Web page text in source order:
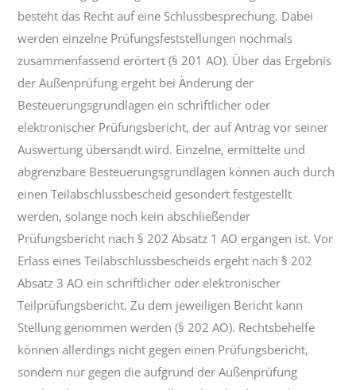
besteht das Recht auf eine Schlussbesprechung. Dabei
werden einzelne Prüfungsfeststellungen nochmals
zusammenfassend erörtert (§ 201 AO). Über das Ergebnis
der Außenprüfung ergeht bei Änderung der
Besteuerungsgrundlagen ein schriftlicher oder
elektronischer Prüfungsbericht, der auf Antrag vor seiner
Auswertung übersandt wird. Einzelne, ermittelte und
abgrenzbare Besteuerungsgrundlagen können auch durch
einen Teilabschlussbescheid gesondert festgestellt
werden, solange noch kein abschließender
Prüfungsbericht nach § 202 Absatz 1 AO ergangen ist. Vor
Erlass eines Teilabschlussbescheids ergeht nach § 202
Absatz 3 AO ein schriftlicher oder elektronischer
Teilprüfungsbericht. Zu dem jeweiligen Bericht kann
Stellung genommen werden (§ 202 AO). Rechtsbehelfe
können allerdings nicht gegen einen Prüfungsbericht,
sondern nur gegen die aufgrund der Außenprüfung